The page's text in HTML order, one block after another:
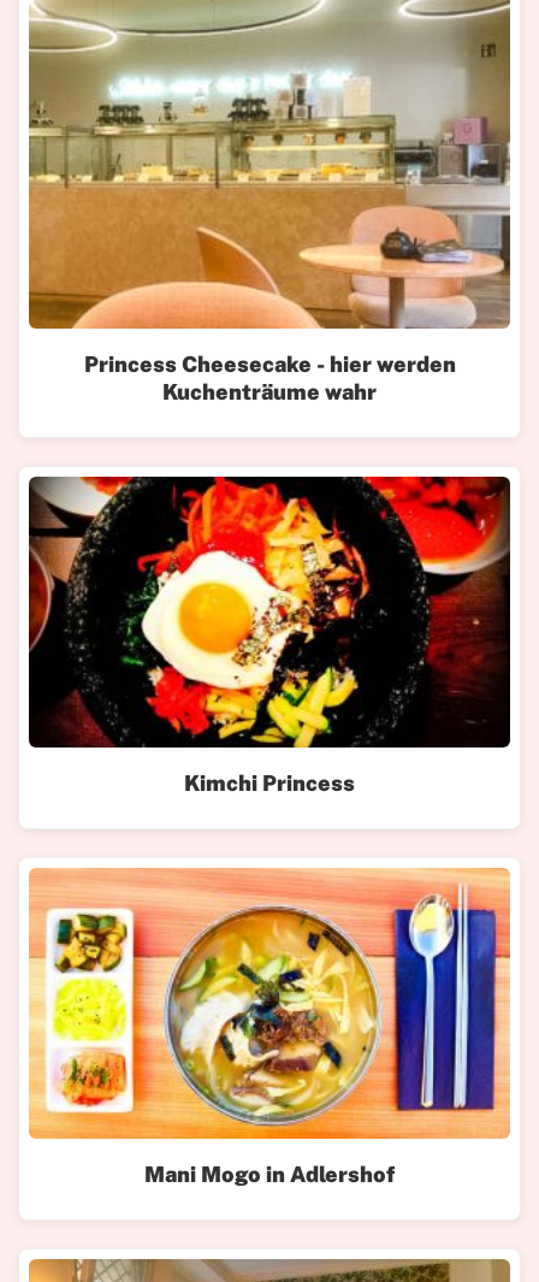
Princess Cheesecake - hier werden
Kuchenträume wahr
Kimchi Princess
Mani Mogo in Adlershof